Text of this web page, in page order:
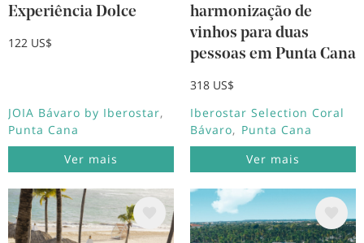
Experiência Dolce
122 US$
JOIA Bávaro by Iberostar
Punta Cana
Ver mais
harmonização de
vinhos para duas
pessoas em Punta Cana
318 US$
Iberostar Selection Coral
Bávaro
Punta Cana
Ver mais
Imagem Imagem